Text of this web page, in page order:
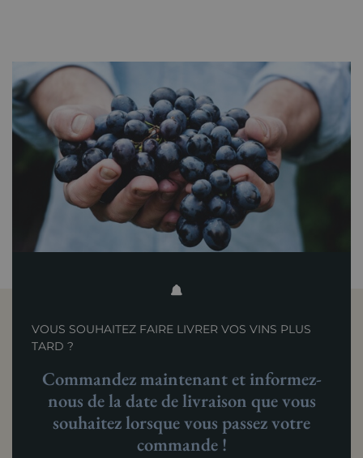
VOUS SOUHAITEZ FAIRE LIVRER VOS VINS PLUS
TARD ?
Commandez maintenant et informez-
nous de la date de livraison que vous
souhaitez lorsque vous passez votre
commande !